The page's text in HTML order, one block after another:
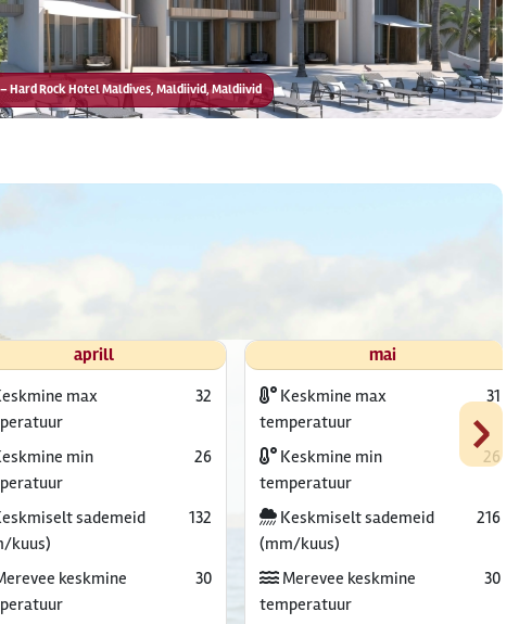
Hard Rock Hotel Maldives, Maldiivid, Maldiivid
›
aprill
max
32
min
26
sademeid
kuus)
132
keskmine
30
mai
Keskmine max
temperatuur
31
Keskmine min
temperatuur
26
Keskmiselt sademeid
(mm/kuus)
216
Merevee keskmine
temperatuur
30